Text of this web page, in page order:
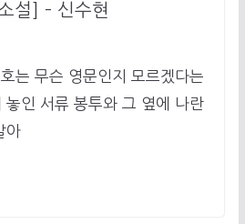
설] – 신수현
는 무슨 영문인지 모르겠다는
놓인 서류 봉투와 그 옆에 나란
아